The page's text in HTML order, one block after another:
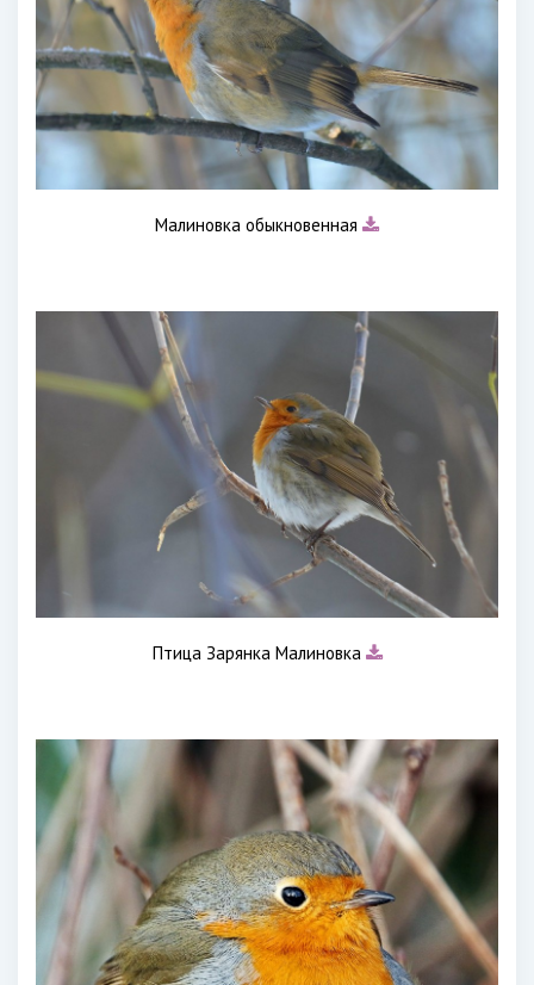
Малиновка обыкновенная
Птица Зарянка Малиновка